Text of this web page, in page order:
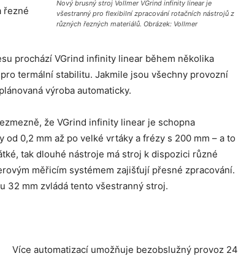
Nový brusný stroj Vollmer VGrind infinity linear je
všestranný pro flexibilní zpracování rotačních nástrojů z
různých řezných materiálů. Obrázek: Vollmer
řezné
prochází VGrind infinity linear během několika
termální stabilitu. Jakmile jsou všechny provozní
výroba automaticky.
že VGrind infinity linear je schopna
0,2 mm až po velké vrtáky a frézy s 200 mm – a to
tak dlouhé nástroje má stroj k dispozici různé
měřicím systémem zajišťují přesné zpracování.
32 mm zvládá tento všestranný stroj.
Více automatizací umožňuje bezobslužný provoz 24